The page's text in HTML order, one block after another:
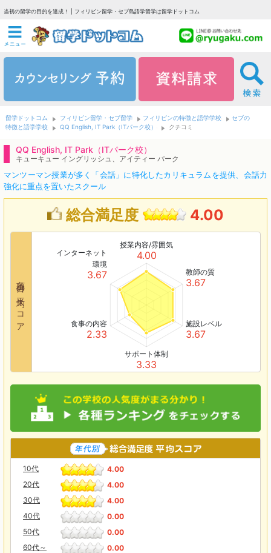
当初の留学の目的を達成！ | フィリピン留学・セブ島語学留学は留学ドットコム
留学ドットコム フィリピン留学・セブ留学 フィリピンの特徴と語学学校
セブの
特徴と語学学校
QQ English, IT Park（ITパーク校） クチコミ
QQ English, IT Park（ITパーク校）
キューキュー イングリッシュ、アイティー パーク
マンツーマン授業が多く「会話」に特化したカリキュラムを提供、会話力
強化に重点を置いたスクール
総合満足度 4.00
各項目の平均スコア
授業内容/雰囲気
4.00
教師の質
3.67
施設レベル
3.67
サポート体制
3.33
食事の内容
2.33
インターネット
環境
3.67
10代
4.00
20代
4.00
30代
4.00
40代
0.00
50代
0.00
60代～
0.00